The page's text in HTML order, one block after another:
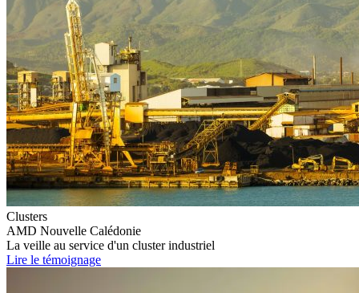
Clusters
AMD Nouvelle Calédonie
La veille au service d'un cluster industriel
Lire le témoignage